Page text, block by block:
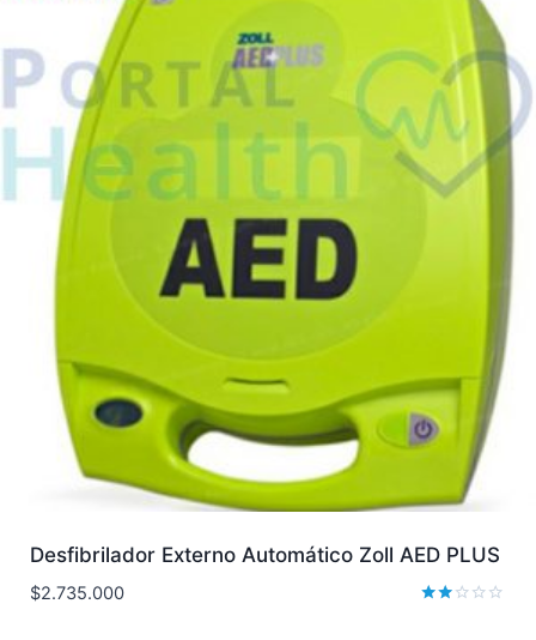
Desfibrilador Externo Automático Zoll AED PLUS
$2.735.000